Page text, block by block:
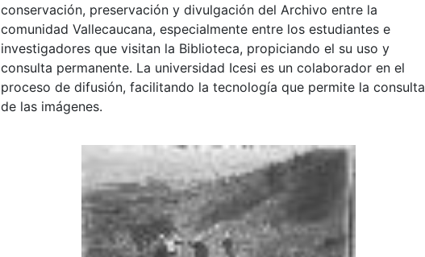
conservación, preservación y divulgación del Archivo entre la
comunidad Vallecaucana, especialmente entre los estudiantes e
investigadores que visitan la Biblioteca, propiciando el su uso y
consulta permanente. La universidad Icesi es un colaborador en el
proceso de difusión, facilitando la tecnología que permite la consulta
de las imágenes.